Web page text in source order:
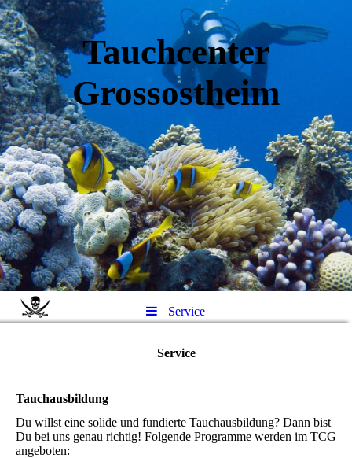
Tauchcenter
Grossostheim
Service
Service
Tauchausbildung
Du willst eine solide und fundierte Tauchausbildung? Dann bist
Du bei uns genau richtig! Folgende Programme werden im TCG
angeboten: